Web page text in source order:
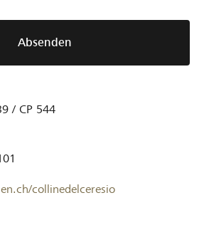
Absenden
/ CP 544
collinedelceresio